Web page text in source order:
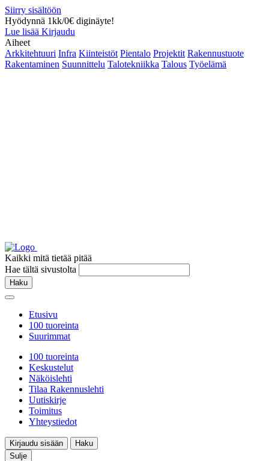
Siirry sisältöön
Hyödynnä 1kk/0€ diginäyte!
Lue lisää Kirjaudu
Aiheet
Arkkitehtuuri Infra Kiinteistöt Pientalo Projektit Rakennustuote
Rakentaminen Suunnittelu Talotekniikka Talous Työelämä
Kaikki mitä tietää pitää
Hae tältä sivustolta
Haku
Etusivu
100 tuoreinta
Suurimmat
100 tuoreinta
Keskustelut
Näköislehti
Tilaa Rakennuslehti
Uutiskirje
Toimitus
Yhteystiedot
Kirjaudu sisään
Haku
Sulje